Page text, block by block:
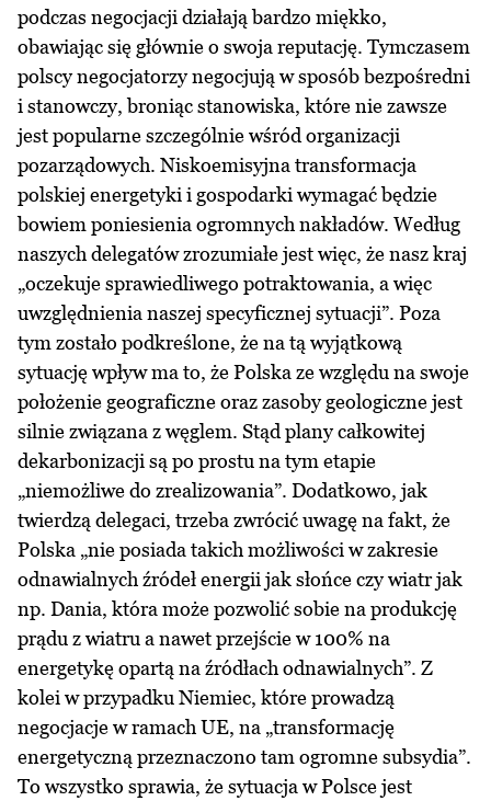
podczas negocjacji działają bardzo miękko,
obawiając się głównie o swoja reputację. Tymczasem
polscy negocjatorzy negocjują w sposób bezpośredni
i stanowczy, broniąc stanowiska, które nie zawsze
jest popularne szczególnie wśród organizacji
pozarządowych. Niskoemisyjna transformacja
polskiej energetyki i gospodarki wymagać będzie
bowiem poniesienia ogromnych nakładów. Według
naszych delegatów zrozumiałe jest więc, że nasz kraj
„oczekuje sprawiedliwego potraktowania, a więc
uwzględnienia naszej specyficznej sytuacji”. Poza
tym zostało podkreślone, że na tą wyjątkową
sytuację wpływ ma to, że Polska ze względu na swoje
położenie geograficzne oraz zasoby geologiczne jest
silnie związana z węglem. Stąd plany całkowitej
dekarbonizacji są po prostu na tym etapie
„niemożliwe do zrealizowania”. Dodatkowo, jak
twierdzą delegaci, trzeba zwrócić uwagę na fakt, że
Polska „nie posiada takich możliwości w zakresie
odnawialnych źródeł energii jak słońce czy wiatr jak
np. Dania, która może pozwolić sobie na produkcję
prądu z wiatru a nawet przejście w 100% na
energetykę opartą na źródłach odnawialnych”. Z
kolei w przypadku Niemiec, które prowadzą
negocjacje w ramach UE, na „transformację
energetyczną przeznaczono tam ogromne subsydia”.
To wszystko sprawia, że sytuacja w Polsce jest